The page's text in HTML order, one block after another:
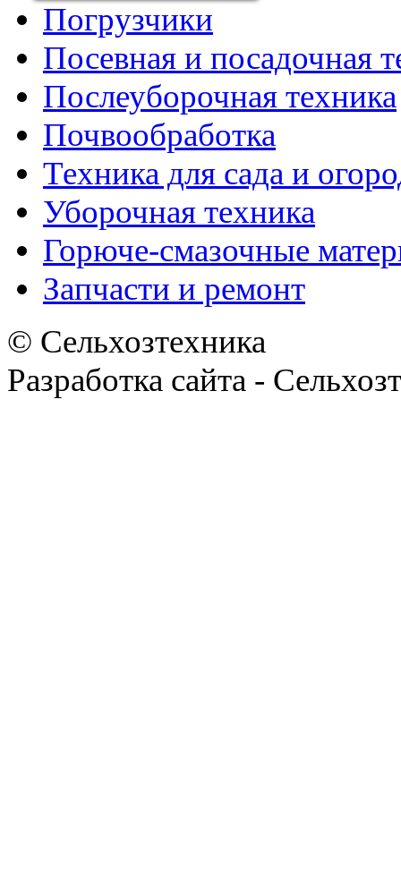
Погрузчики
Посевная и посадочная
Послеуборочная техника
Почвообработка
Техника для сада и
Уборочная техника
Горюче-смазочные
Запчасти и ремонт
© Сельхозтехника
Разработка сайта -